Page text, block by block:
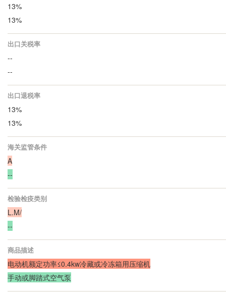
13%
13%
出口关税率
--
--
出口退税率
13%
13%
海关监管条件
A
--
检验检疫类别
L.M/
--
商品描述
电动机额定功率≤0.4kw冷藏或冷冻箱用压缩机
手动或脚踏式空气泵